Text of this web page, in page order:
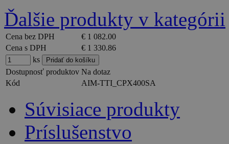
Ďalšie produkty v kategórii
Cena bez DPH
€ 1 082.00
Cena s DPH
€ 1 330.86
ks
Dostupnosť produktov Na dotaz
Kód
AIM-TTI_CPX400SA
Súvisiace produkty
Príslušenstvo